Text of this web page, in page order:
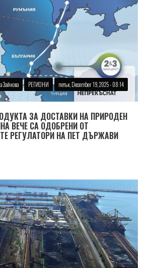
Зайкова РЕГИОНИ петък, December 19, 2025 - 08:14
ЗА ДОСТАВКИ НА ПРИРОДЕН
ВЕЧЕ СА ОДОБРЕНИ ОТ
РЕГУЛАТОРИ НА ПЕТ ДЪРЖАВИ